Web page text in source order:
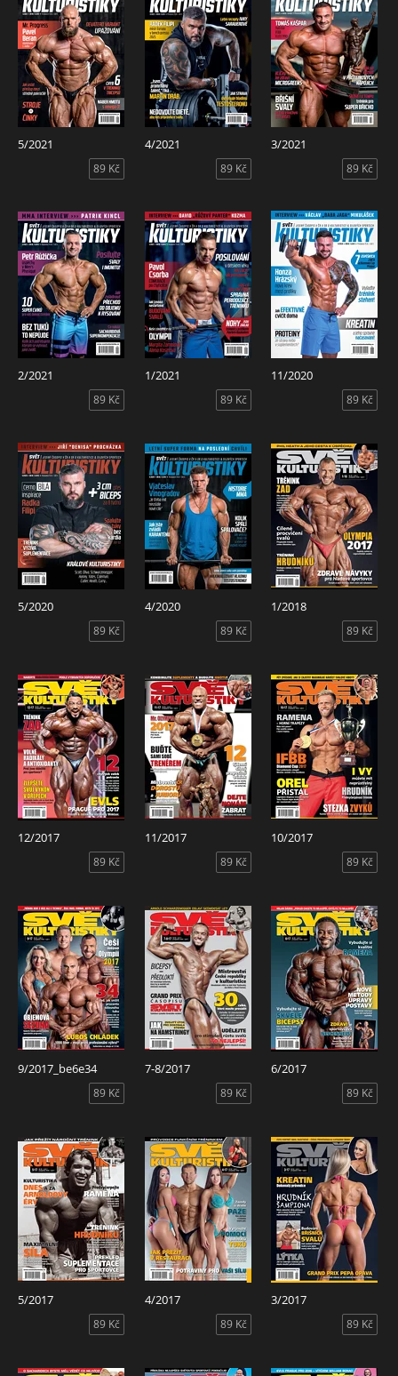
5/2021
89 Kč
4/2021
89 Kč
3/2021
89 Kč
2/2021
89 Kč
1/2021
89 Kč
11/2020
89 Kč
5/2020
89 Kč
4/2020
89 Kč
1/2018
89 Kč
12/2017
89 Kč
11/2017
89 Kč
10/2017
89 Kč
9/2017_be6e34
89 Kč
7-8/2017
89 Kč
6/2017
89 Kč
5/2017
89 Kč
4/2017
89 Kč
3/2017
89 Kč